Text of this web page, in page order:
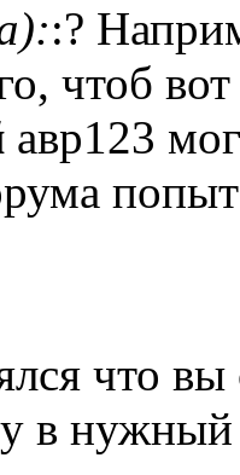
:?
чтоб
авр123
что
в нужный